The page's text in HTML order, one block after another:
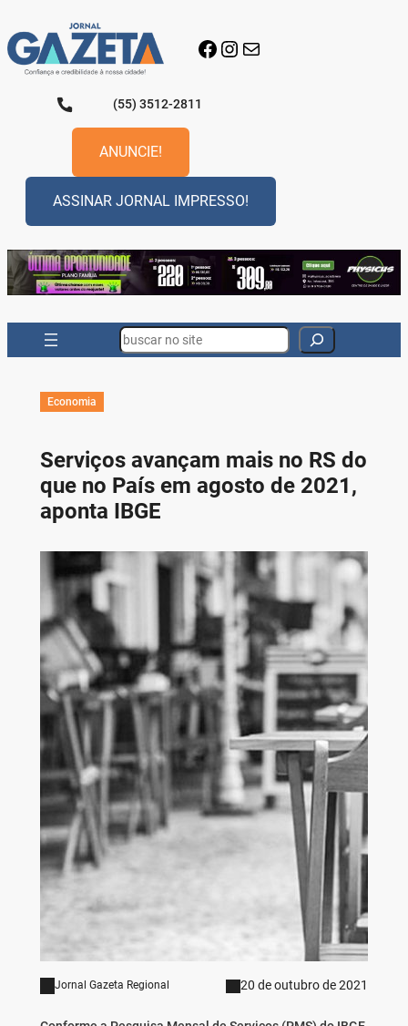
para
o
conteúdo
Facebook
Instagram
E-mail
(55) 3512-2811
ANUNCIE!
ASSINAR JORNAL IMPRESSO!
Search
Economia
Serviços avançam mais no RS do
que no País em agosto de 2021,
aponta IBGE
Jornal Gazeta Regional 20 de outubro de 2021